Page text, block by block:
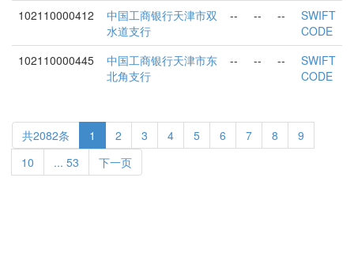
102110000412
中国工商银行天津市双
水道支行
-- -- --
SWIFT
CODE
102110000445
中国工商银行天津市东
北角支行
-- -- --
SWIFT
CODE
共2082条 1 2 3 4 5 6 7 8
9
10
... 53 下一页